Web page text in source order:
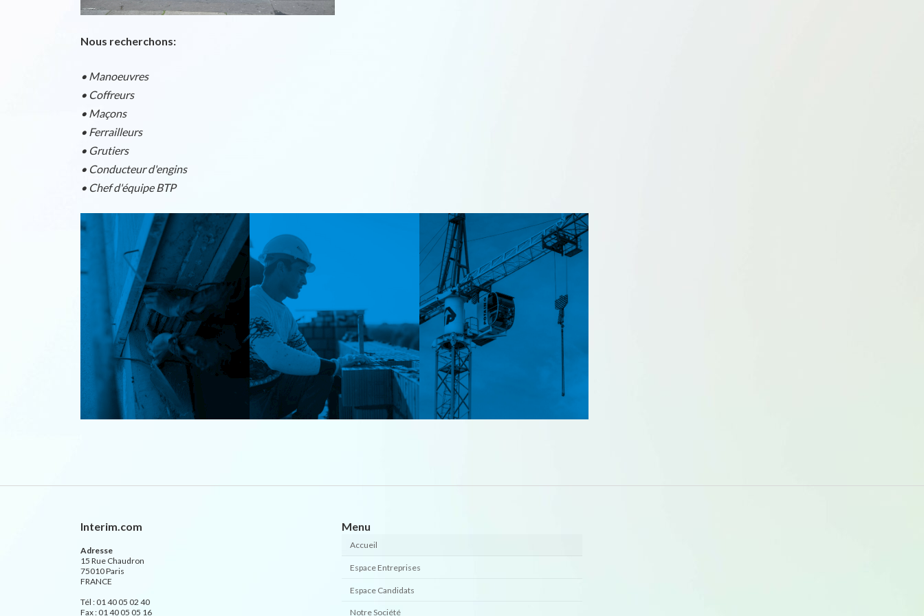
Nous recherchons:
• Manoeuvres
• Coffreurs
• Maçons
• Ferrailleurs
• Grutiers
• Conducteur d'engins
• Chef d'équipe BTP
Interim.com
Adresse
15 Rue Chaudron
75010 Paris
FRANCE
Tél : 01 40 05 02 40
Fax : 01 40 05 05 16
Menu
Accueil
Espace Entreprises
Espace Candidats
Notre Société